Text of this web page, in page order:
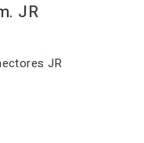
JR
JR